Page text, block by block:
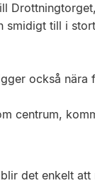
till i
också nära
centrum,
det enkelt